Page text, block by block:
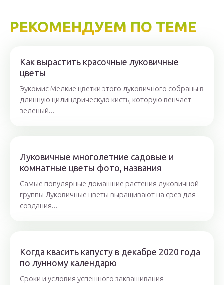
РЕКОМЕНДУЕМ ПО ТЕМЕ
Как вырастить красочные луковичные
цветы
Эукомис Мелкие цветки этого луковичного собраны в
длинную цилиндрическую кисть, которую венчает
зеленый...
Луковичные многолетние садовые и
комнатные цветы фото, названия
Самые популярные домашние растения луковичной
группы Луковичные цветы выращивают на срез для
создания...
Когда квасить капусту в декабре 2020 года
по лунному календарю
Сроки и условия успешного заквашивания